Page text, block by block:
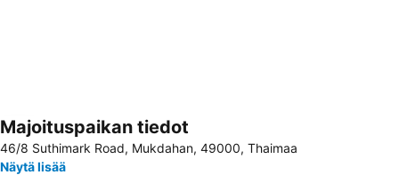
Laajenna kartta
Majoituspaikan tiedot
46/8 Suthimark Road, Mukdahan, 49000, Thaimaa
Näytä lisää